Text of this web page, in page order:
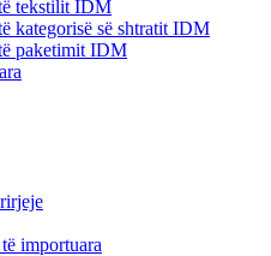
tekstilit IDM
kategorisë së shtratit IDM
paketimit IDM
importuara